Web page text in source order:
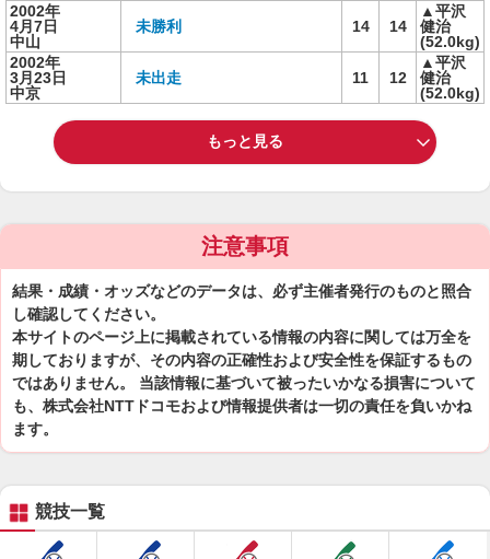
2002年
4月7日
中山
未勝利 14 14
▲平沢
健治
(52.0kg)
2002年
3月23日
中京
未出走 11 12
▲平沢
健治
(52.0kg)
もっと見る
注意事項
結果・成績・オッズなどのデータは、必ず主催者発行のものと照合
し確認してください。
本サイトのページ上に掲載されている情報の内容に関しては万全を
期しておりますが、その内容の正確性および安全性を保証するもの
ではありません。 当該情報に基づいて被ったいかなる損害について
も、株式会社NTTドコモおよび情報提供者は一切の責任を負いかね
ます。
競技一覧